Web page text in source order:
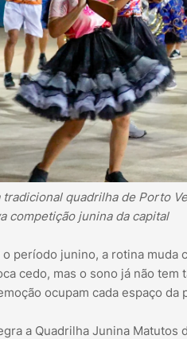
tradicional quadrilha de Porto
competição junina da capital
o período junino, a rotina
cedo, mas o sono já não tem
ocupam cada espaço da
a Quadrilha Junina